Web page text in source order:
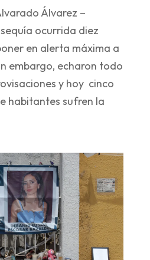
Álvarez –
ocurrida diez
en alerta máxima a
embargo, echaron todo
y hoy cinco
habitantes sufren la